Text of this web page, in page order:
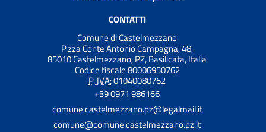
CONTATTI
Comune di Castelmezzano
P.zza Conte Antonio Campagna, 48,
85010 Castelmezzano, PZ, Basilicata, Italia
Codice fiscale 80006950762
P. IVA:01040080762
+39 0971 986166
comune.castelmezzano.pz@legalmail.it
comune@comune.castelmezzano.pz.it